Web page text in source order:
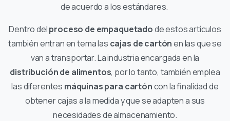
de acuerdo a los estándares.
Dentro delproceso de empaquetadode estos artículos
también entran en tema las cajas de cartónen las que se
van a transportar. La industria encargada en la
distribución de alimentos, por lo tanto, también emplea
las diferentes máquinas para cartóncon la finalidad de
obtener cajas a la medida y que se adapten a sus
necesidades de almacenamiento.